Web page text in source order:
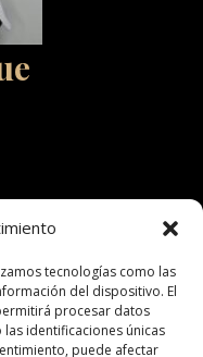
tecnologías como las
del dispositivo. El
procesar datos
identificaciones únicas
puede afectar
los derechos